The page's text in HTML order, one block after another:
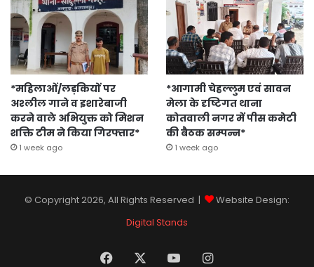
*महिलाओं/लड़कियों पर
अश्लील गाने व इशारेबाजी
करने वाले अभियुक्त को मिशन
शक्ति टीम ने किया गिरफ्तार*
1 week ago
*आगामी चेहल्लुम एवं सावन
मेला के दृष्टिगत थाना
कोतवाली नगर में पीस कमेटी
की बैठक सम्पन्न*
1 week ago
© Copyright 2026, All Rights Reserved |
Website Design:
Digital Stands
Facebook YouTubeInstagram